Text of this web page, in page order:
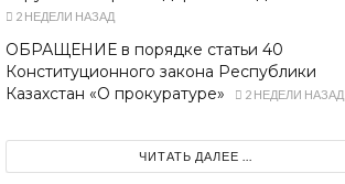
2 НЕДЕЛИ НАЗАД
ОБРАЩЕНИЕ в порядке статьи 40
Конституционного закона Республики
Казахстан «О прокуратуре»
2 НЕДЕЛИ НАЗАД
ЧИТАТЬ ДАЛЕЕ ...